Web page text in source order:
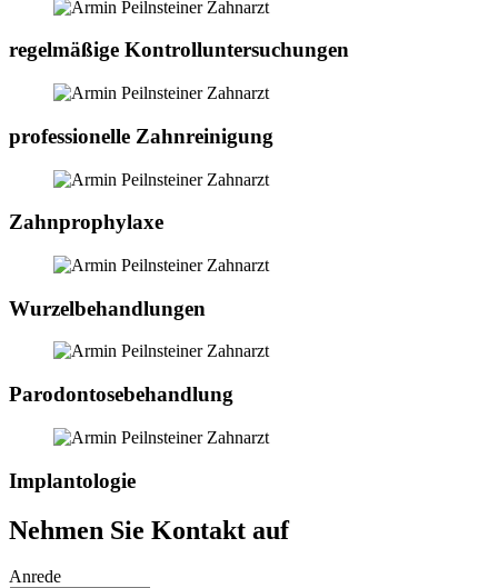
regelmäßige Kontroll­untersuchungen
professionelle Zahnreinigung
Zahnprophylaxe
Wurzelbehandlungen
Parodontosebehandlung
Implantologie
Nehmen Sie Kontakt auf
Anrede